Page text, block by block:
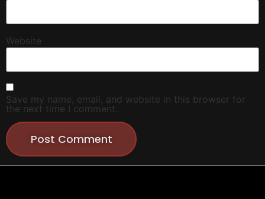
Website
Save my name, email, and website in this browser for
the next time I comment.